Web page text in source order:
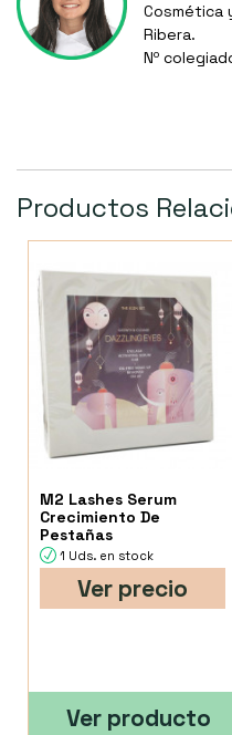
Cosmética
Ribera.
Nº
Productos
M2 Lashes Serum
Crecimiento De
Pestañas
1 Uds. en stock
Ver precio
Ver producto